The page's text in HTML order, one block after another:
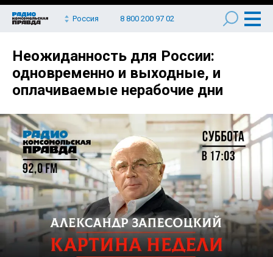
Россия 8 800 200 97 02
Неожиданность для России:
одновременно и выходные, и
оплачиваемые нерабочие дни